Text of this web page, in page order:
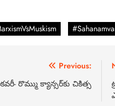
Previous:
రికవరీ- రొమ్ము క్యాన్సర్‌కు చికిత్స